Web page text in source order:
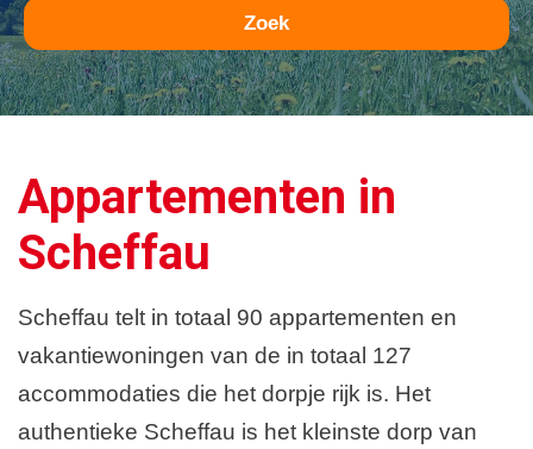
Zoek
Appartementen in
Scheffau
Scheffau telt in totaal 90 appartementen en
vakantiewoningen van de in totaal 127
accommodaties die het dorpje rijk is. Het
authentieke Scheffau is het kleinste dorp van